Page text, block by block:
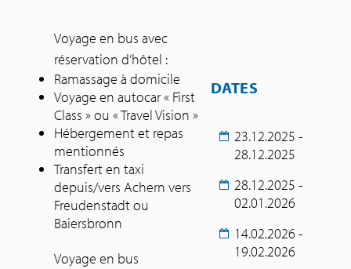
Voyage en bus avec
réservation d’hôtel :
Ramassage à domicile
Voyage en autocar « First
Class » ou « Travel Vision »
Hébergement et repas
mentionnés
Transfert en taxi
depuis/vers Achern vers
Freudenstadt ou
Baiersbronn
Voyage en bus
DATES
23.12.2025 -
28.12.2025
28.12.2025 -
02.01.2026
14.02.2026 -
19.02.2026